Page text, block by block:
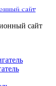
сайт
сайт